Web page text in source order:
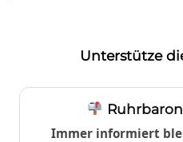
Unterstütze
Immer informiert